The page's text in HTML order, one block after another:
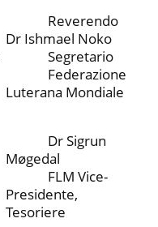
Reverendo
Dr Ishmael Noko
Segretario
Federazione
Luterana Mondiale
Dr Sigrun
Møgedal
FLM Vice-
Presidente,
Tesoriere